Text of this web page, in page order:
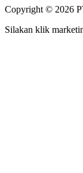
Copyright © 2026
Silakan klik